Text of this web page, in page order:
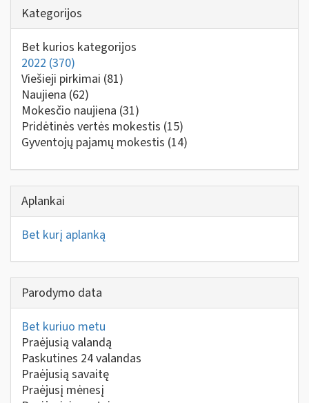
Kategorijos
Bet kurios kategorijos
2022 (370)
Viešieji pirkimai (81)
Naujiena (62)
Mokesčio naujiena (31)
Pridėtinės vertės mokestis (15)
Gyventojų pajamų mokestis (14)
Aplankai
Bet kurį aplanką
Parodymo data
Bet kuriuo metu
Praėjusią valandą
Paskutines 24 valandas
Praėjusią savaitę
Praėjusį mėnesį